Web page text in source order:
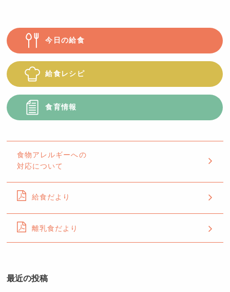
今日の給食
給食レシピ
食育情報
食物アレルギーへの
対応について
給食だより
離乳食だより
最近の投稿